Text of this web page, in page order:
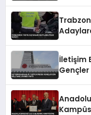
İletişim
Gençler